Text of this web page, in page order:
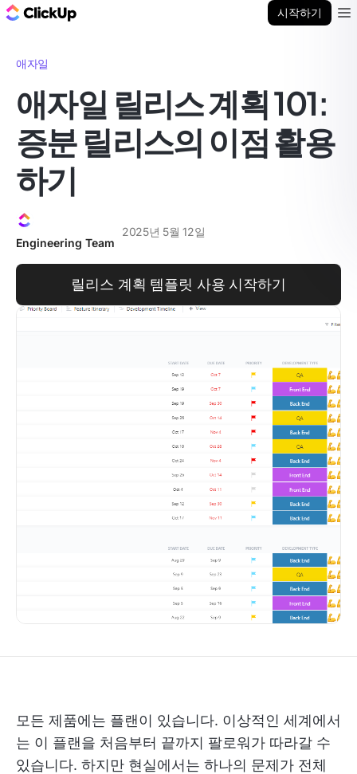
시작하기
애자일
애자일 릴리스 계획 101:
증분 릴리스의 이점 활용
하기
Engineering Team
2025년 5월 12일
릴리스 계획 템플릿 사용 시작하기
모든 제품에는 플랜이 있습니다. 이상적인 세계에서
는 이 플랜을 처음부터 끝까지 팔로워가 따라갈 수
있습니다. 하지만 현실에서는 하나의 문제가 전체